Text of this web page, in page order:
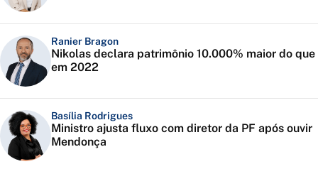
Ranier Bragon
Nikolas declara patrimônio 10.000% maior do que
em 2022
Basília Rodrigues
Ministro ajusta fluxo com diretor da PF após ouvir
Mendonça